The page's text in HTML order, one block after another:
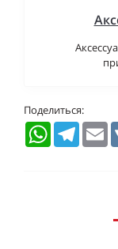
Поделиться:
WhatsApp